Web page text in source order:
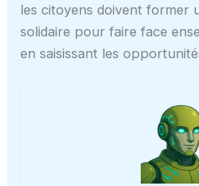
les citoyens doivent former
solidaire pour faire face
en saisissant les